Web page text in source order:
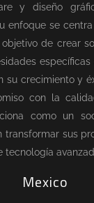
y diseño
enfoque se
de crear
su crecimiento y
con la
como un
transformar sus
tecnología
Mexico